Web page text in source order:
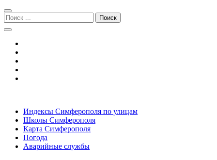
Перейти
к
навигации
Перейти
к
содержимому
Поиск:
Симферополь городской сайт
Индексы Симферополя по улицам
Школы Симферополя
Карта Симферополя
Погода
Аварийные службы